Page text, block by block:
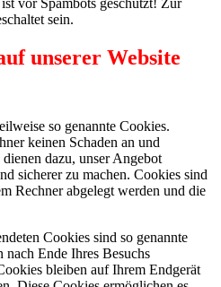
vor Spambots geschützt! Zur
sein.
unserer Website
so genannte Cookies.
keinen Schaden an und
dazu, unser Angebot
sicherer zu machen. Cookies sind
Rechner abgelegt werden und die
Cookies sind so genannte
nach Ende Ihres Besuchs
bleiben auf Ihrem Endgerät